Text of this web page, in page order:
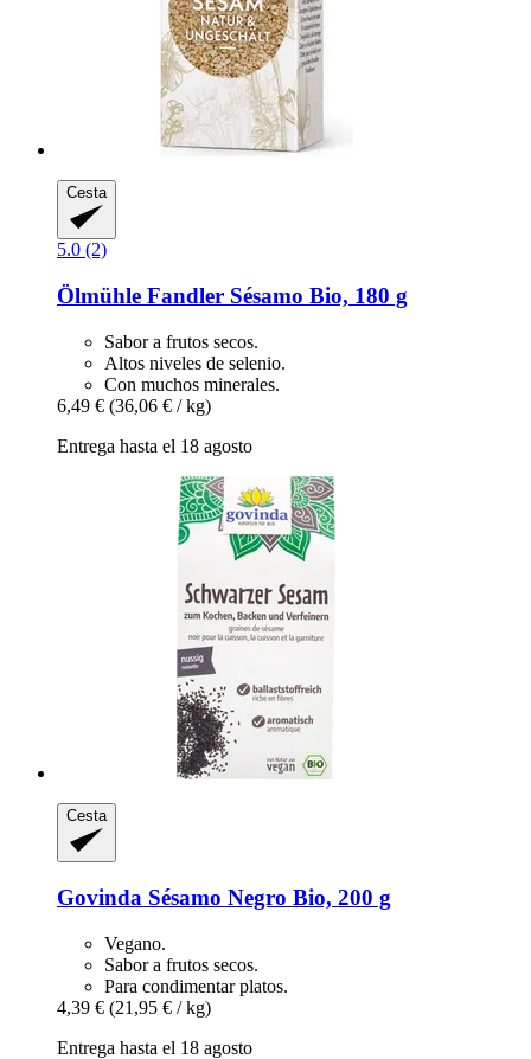
Cesta
5.0 (2)
Ölmühle Fandler Sésamo Bio, 180 g
Sabor a frutos secos.
Altos niveles de selenio.
Con muchos minerales.
6,49 € (36,06 € / kg)
Entrega hasta el 18 agosto
Cesta
Govinda Sésamo Negro Bio, 200 g
Vegano.
Sabor a frutos secos.
Para condimentar platos.
4,39 € (21,95 € / kg)
Entrega hasta el 18 agosto